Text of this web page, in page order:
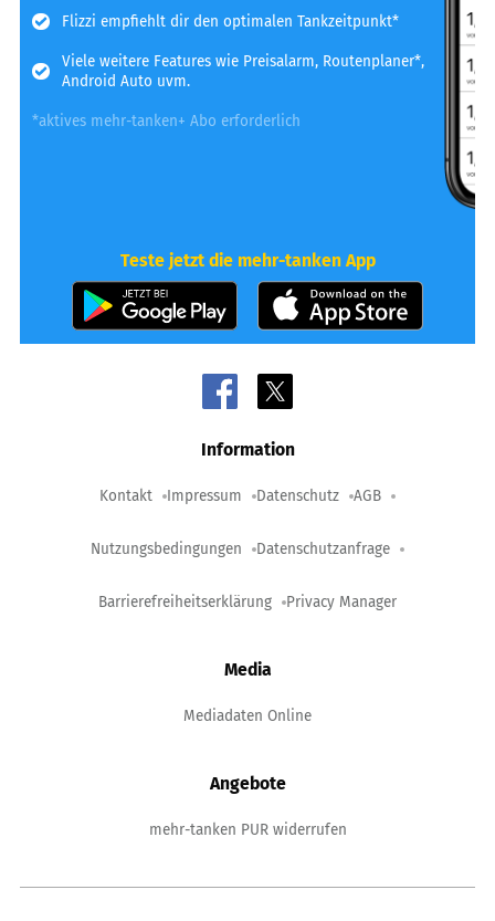
Flizzi empfiehlt dir den optimalen Tankzeitpunkt*
Viele weitere Features wie Preisalarm, Routenplaner*,
Android Auto uvm.
*aktives mehr-tanken+ Abo erforderlich
Teste jetzt die mehr-tanken App
Information
Kontakt Impressum Datenschutz AGB
Nutzungsbedingungen Datenschutzanfrage
Barrierefreiheitserklärung Privacy Manager
Media
Mediadaten Online
Angebote
mehr-tanken PUR widerrufen